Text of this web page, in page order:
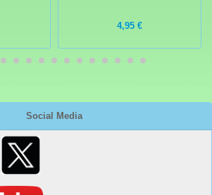
Social Media
4,95 €